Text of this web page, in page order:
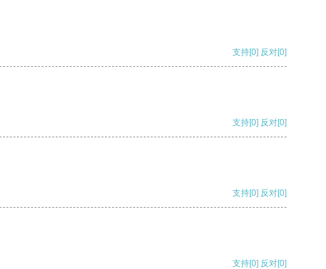
支持[0] 反对[0]
支持[0] 反对[0]
支持[0] 反对[0]
支持[0] 反对[0]